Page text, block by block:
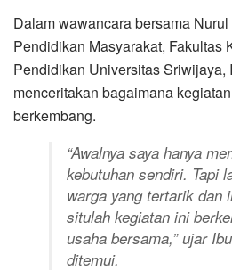
Dalam wawancara bersama
Pendidikan Masyarakat, Fakultas
Pendidikan Universitas Sriwijaya,
menceritakan bagaimana
berkembang.
“Awalnya saya hanya
kebutuhan sendiri. Tapi
warga yang tertarik dan
situlah kegiatan ini
usaha bersama,” ujar
ditemui.